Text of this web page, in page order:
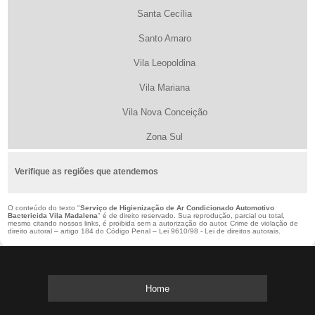
Santa Cecília
Santo Amaro
Vila Leopoldina
Vila Mariana
Vila Nova Conceição
Zona Sul
Verifique as regiões que atendemos
O conteúdo do texto "Serviço de Higienização de Ar Condicionado Automotivo
Bactericida Vila Madalena" é de direito reservado. Sua reprodução, parcial ou total,
mesmo citando nossos links, é proibida sem a autorização do autor. Crime de violação de
direito autoral – artigo 184 do Código Penal –Lei 9610/98 - Lei de direitos autorais.
Home